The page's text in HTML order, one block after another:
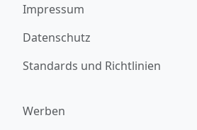
Impressum
Datenschutz
Standards und Richtlinien
Werben